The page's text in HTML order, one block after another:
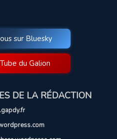
sur Bluesky
du Galion
DE LA RÉDACTION